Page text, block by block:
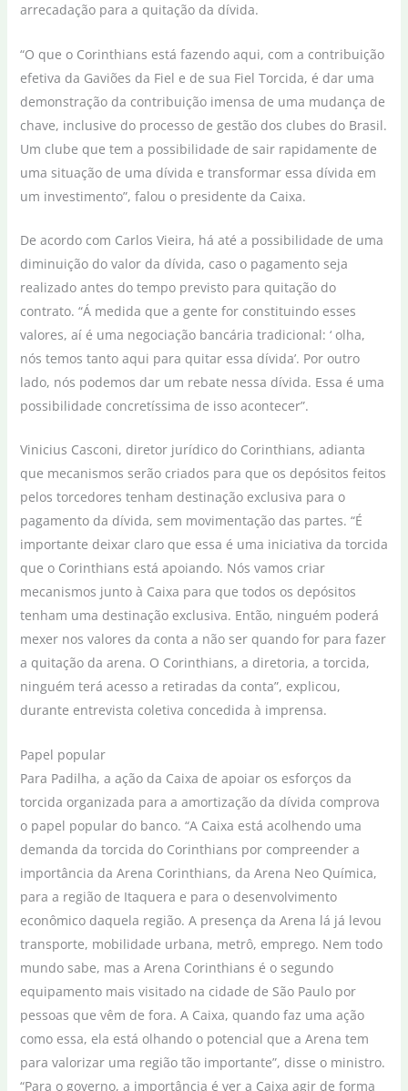
arrecadação para a quitação da dívida.
“O que o Corinthians está fazendo aqui, com a contribuição
efetiva da Gaviões da Fiel e de sua Fiel Torcida, é dar uma
demonstração da contribuição imensa de uma mudança de
chave, inclusive do processo de gestão dos clubes do Brasil.
Um clube que tem a possibilidade de sair rapidamente de
uma situação de uma dívida e transformar essa dívida em
um investimento”, falou o presidente da Caixa.
De acordo com Carlos Vieira, há até a possibilidade de uma
diminuição do valor da dívida, caso o pagamento seja
realizado antes do tempo previsto para quitação do
contrato. “Á medida que a gente for constituindo esses
valores, aí é uma negociação bancária tradicional: ‘ olha,
nós temos tanto aqui para quitar essa dívida’. Por outro
lado, nós podemos dar um rebate nessa dívida. Essa é uma
possibilidade concretíssima de isso acontecer”.
Vinicius Casconi, diretor jurídico do Corinthians, adianta
que mecanismos serão criados para que os depósitos feitos
pelos torcedores tenham destinação exclusiva para o
pagamento da dívida, sem movimentação das partes. “É
importante deixar claro que essa é uma iniciativa da torcida
que o Corinthians está apoiando. Nós vamos criar
mecanismos junto à Caixa para que todos os depósitos
tenham uma destinação exclusiva. Então, ninguém poderá
mexer nos valores da conta a não ser quando for para fazer
a quitação da arena. O Corinthians, a diretoria, a torcida,
ninguém terá acesso a retiradas da conta”, explicou,
durante entrevista coletiva concedida à imprensa.
Papel popular
Para Padilha, a ação da Caixa de apoiar os esforços da
torcida organizada para a amortização da dívida comprova
o papel popular do banco. “A Caixa está acolhendo uma
demanda da torcida do Corinthians por compreender a
importância da Arena Corinthians, da Arena Neo Química,
para a região de Itaquera e para o desenvolvimento
econômico daquela região. A presença da Arena lá já levou
transporte, mobilidade urbana, metrô, emprego. Nem todo
mundo sabe, mas a Arena Corinthians é o segundo
equipamento mais visitado na cidade de São Paulo por
pessoas que vêm de fora. A Caixa, quando faz uma ação
como essa, ela está olhando o potencial que a Arena tem
para valorizar uma região tão importante”, disse o ministro.
“Para o governo, a importância é ver a Caixa agir de forma